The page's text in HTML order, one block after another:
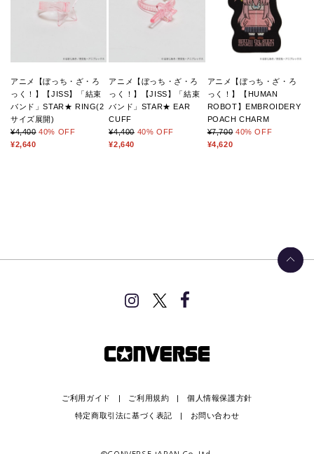
アニメ【ぼっち・ざ・ろ
っく！】【JISS】「結束
バンド」STAR★ RING(2
サイズ展開)
¥4,400 40% OFF
¥2,640
アニメ【ぼっち・ざ・ろ
っく！】【JISS】「結束
バンド」STAR★ EAR
CUFF
¥4,400 40% OFF
¥2,640
アニメ【ぼっち・ざ・ろ
っく！】【HUMAN
ROBOT】EMBROIDERY
POACH CHARM
¥7,700 40% OFF
¥4,620
ご利用ガイド ご利用規約 個人情報保護方針
特定商取引法に基づく表記 お問い合わせ